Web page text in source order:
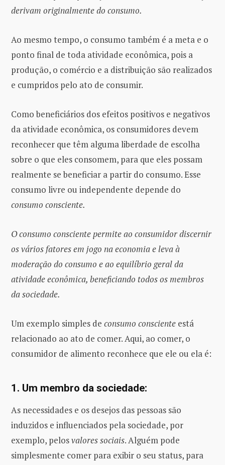
derivam originalmente do consumo.
Ao mesmo tempo, o consumo também é a meta e o
ponto final de toda atividade econômica, pois a
produção, o comércio e a distribuição são realizados
e cumpridos pelo ato de consumir.
Como beneficiários dos efeitos positivos e negativos
da atividade econômica, os consumidores devem
reconhecer que têm alguma liberdade de escolha
sobre o que eles consomem, para que eles possam
realmente se beneficiar a partir do consumo. Esse
consumo livre ou independente depende do
consumo consciente.
O consumo consciente permite ao consumidor discernir
os vários fatores em jogo na economia e leva à
moderação do consumo e ao equilíbrio geral da
atividade econômica, beneficiando todos os membros
da sociedade.
Um exemplo simples de consumo consciente está
relacionado ao ato de comer. Aqui, ao comer, o
consumidor de alimento reconhece que ele ou ela é:
1. Um membro da sociedade:
As necessidades e os desejos das pessoas são
induzidos e influenciados pela sociedade, por
exemplo, pelosvalores sociais. Alguém pode
simplesmente comer para exibir o seu status, para